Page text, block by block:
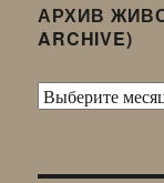
АРХИВ
ARCHIVE)
Архив